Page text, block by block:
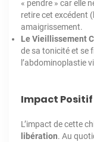
« pendre » car elle
retire cet excédent
amaigrissement.
Le Vieillissement
de sa tonicité et se
l’abdominoplastie
Impact
L’impact de cette
libération. Au